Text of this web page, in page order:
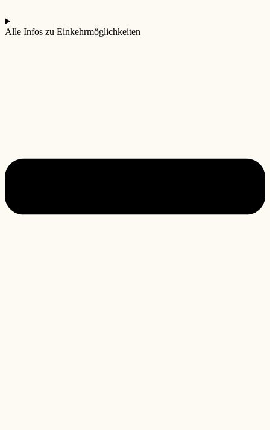
Alle Infos zu Einkehrmöglichkeiten